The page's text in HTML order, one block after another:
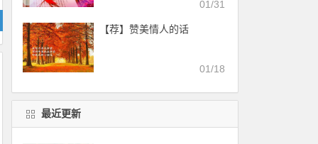
01/31
【荐】赞美情人的话
01/18
最近更新